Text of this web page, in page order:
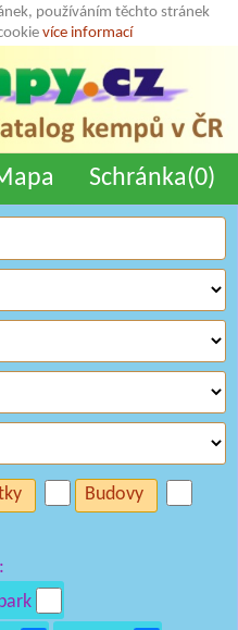
používáním těchto stránek
více informací
Schránka(0)
Budovy